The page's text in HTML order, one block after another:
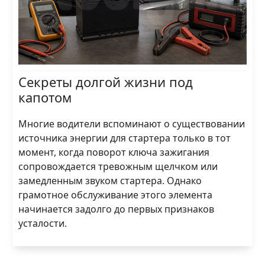
Секреты долгой жизни под
капотом
Многие водители вспоминают о существовании
источника энергии для стартера только в тот
момент, когда поворот ключа зажигания
сопровождается тревожным щелчком или
замедленным звуком стартера. Однако
грамотное обслуживание этого элемента
начинается задолго до первых признаков
усталости.